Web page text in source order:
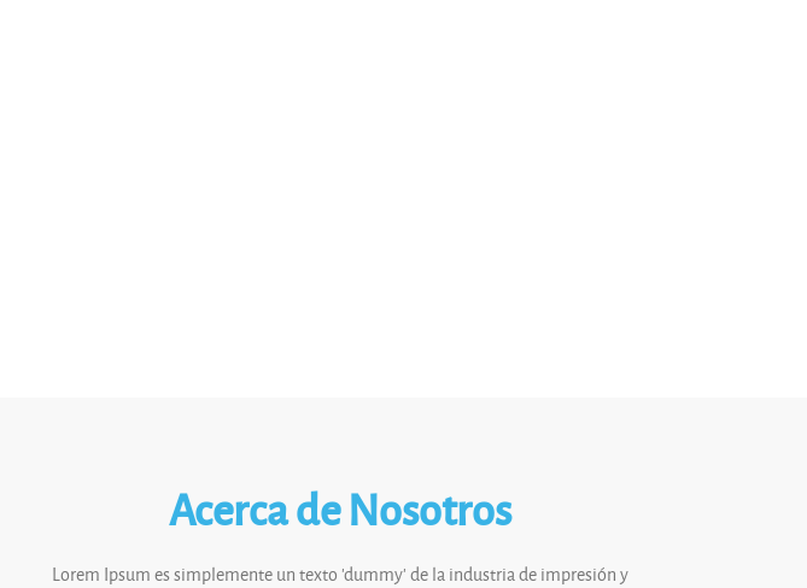
Acerca de Nosotros
Lorem Ipsum es simplemente un texto 'dummy' de la industria de impresión y